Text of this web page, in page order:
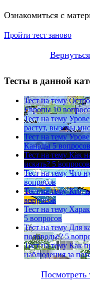
Ознакомиться с
Пройти тест заново
Тесты в данной
Тест на тему
Европы 10
Тест на тему
растут, вызовы
Тест на тему
Канады 5 вопросов
Тест на тему Как
искать? 5 вопросов
Тест на тему Что
вопросов
Тест на тему Кто,
вопросов
Тест на тему
5 вопросов
Тест на тему Для
половодье? 5
Тест на тему Как
наблюдения за
Посмотреть